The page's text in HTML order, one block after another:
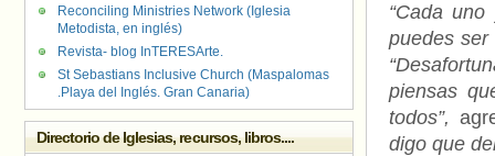
“Cada
puedes ser
piensas
todos”,
digo que
Reconciling Ministries Network (Iglesia
Metodista, en inglés)
Revista- blog InTERESArte.
St Sebastians Inclusive Church (Maspalomas
.Playa del Inglés. Gran Canaria)
Directorio de Iglesias, recursos, libros....